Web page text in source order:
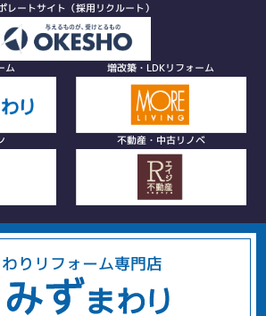
レートサイト（採用リクルート）
ム 増改築・LDKリフォーム
不動産・中古リノベ
りリフォーム専門店